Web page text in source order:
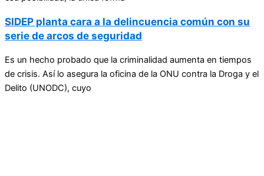
SIDEP planta cara a la delincuencia común con su
serie de arcos de seguridad
Es un hecho probado que la criminalidad aumenta en tiempos
de crisis. Así lo asegura la oficina de la ONU contra la Droga y el
Delito (UNODC), cuyo